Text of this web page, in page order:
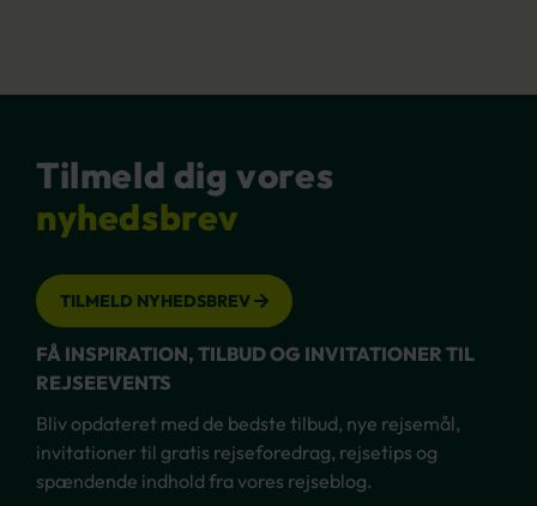
Tilmeld dig vores
nyhedsbrev
TILMELD NYHEDSBREV
FÅ INSPIRATION, TILBUD OG INVITATIONER TIL
REJSEEVENTS
Bliv opdateret med de bedste tilbud, nye rejsemål,
invitationer til gratis rejseforedrag, rejsetips og
spændende indhold fra vores rejseblog.